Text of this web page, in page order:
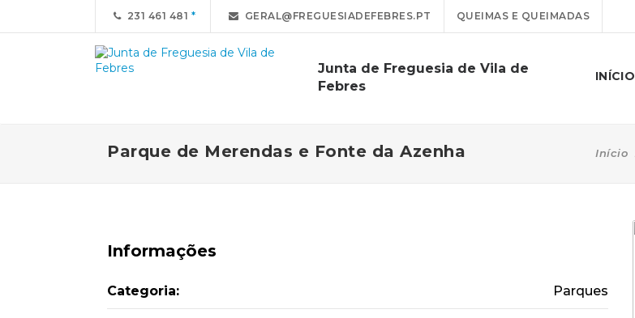
231 461 481 GERAL@FREGUESIADEFEBRES.PT QUEIMAS E QUEIMADAS
Junta de Freguesia de Vila de
Febres
INÍCIO
Parque de Merendas e Fonte da Azenha Início
Informações
Categoria: Parques